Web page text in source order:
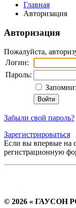
Главная
Авторизация
Авторизация
Пожалуйста,
Логин:
Пароль:
Забыли свой пароль?
Зарегистрироваться
Если вы впервые на
регистрационную
© 2026 « ГАУСОН